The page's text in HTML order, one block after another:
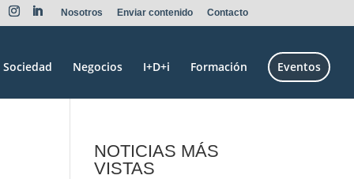
Nosotros Enviar contenido Contacto
Sociedad Negocios I+D+i Formación Eventos
NOTICIAS MÁS
VISTAS